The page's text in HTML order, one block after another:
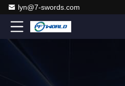
lyn@7-swords.com